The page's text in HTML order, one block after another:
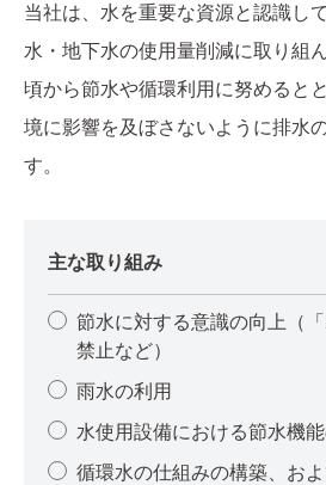
当社は、水を重要な資源と認識し
水・地下水の使用量削減に取り組
頃から節水や循環利用に努めると
境に影響を及ぼさないように排水
す。
主な取り組み
節水に対する意識の向上（
禁止など）
雨水の利用
水使用設備における節水機
循環水の仕組みの構築、お